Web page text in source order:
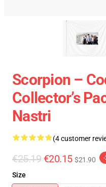
Scorpion –
Collector’s
Nastri
(4 customer
€25.19 €20.15 $21.90
Size